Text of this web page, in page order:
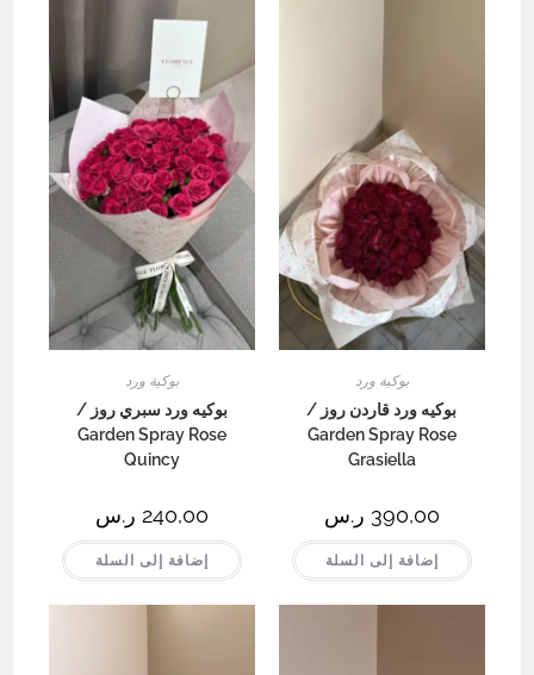
بوكية ورد
بوكيه ورد قاردن روز /
Garden Spray Rose
Grasiella
390,00 ر.س
إضافة إلى السلة
بوكية ورد
بوكيه ورد سبري روز /
Garden Spray Rose
Quincy
240,00 ر.س
إضافة إلى السلة